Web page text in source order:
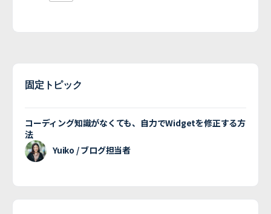
固定トピック
コーディング知識がなくても、自力でWidgetを修正する方
法
Yuiko / ブログ担当者